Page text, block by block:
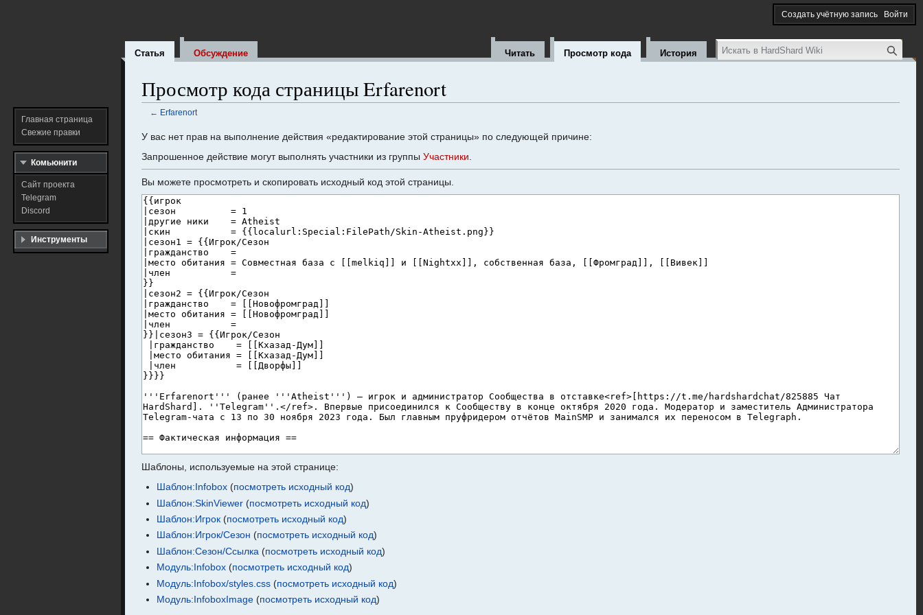
Просмотр кода страницы Erfarenort
← Erfarenort
Перейти
к
Перейти
к
У вас нет прав на выполнение действия «редактирование этой страницы» по следующей причине:
Запрошенное действие могут выполнять участники из группы Участники
Вы можете просмотреть и скопировать исходный код этой страницы.
Шаблоны, используемые на этой странице:
Шаблон:Infobox (посмотреть исходный код)
Шаблон:SkinViewer (посмотреть исходный код)
Шаблон:Игрок (посмотреть исходный код)
Шаблон:Игрок/Сезон (посмотреть исходный код)
Шаблон:Сезон/Ссылка (посмотреть исходный код)
Модуль:Infobox (посмотреть исходный код)
Модуль:Infobox/styles.css (посмотреть исходный код)
Модуль:InfoboxImage (посмотреть исходный код)
Создать учётную запись Войти
Статья Обсуждение Читать Просмотр кода История
Поиск
Главная страница
Свежие правки
Комьюнити
Сайт проекта
Telegram
Discord
Инструменты